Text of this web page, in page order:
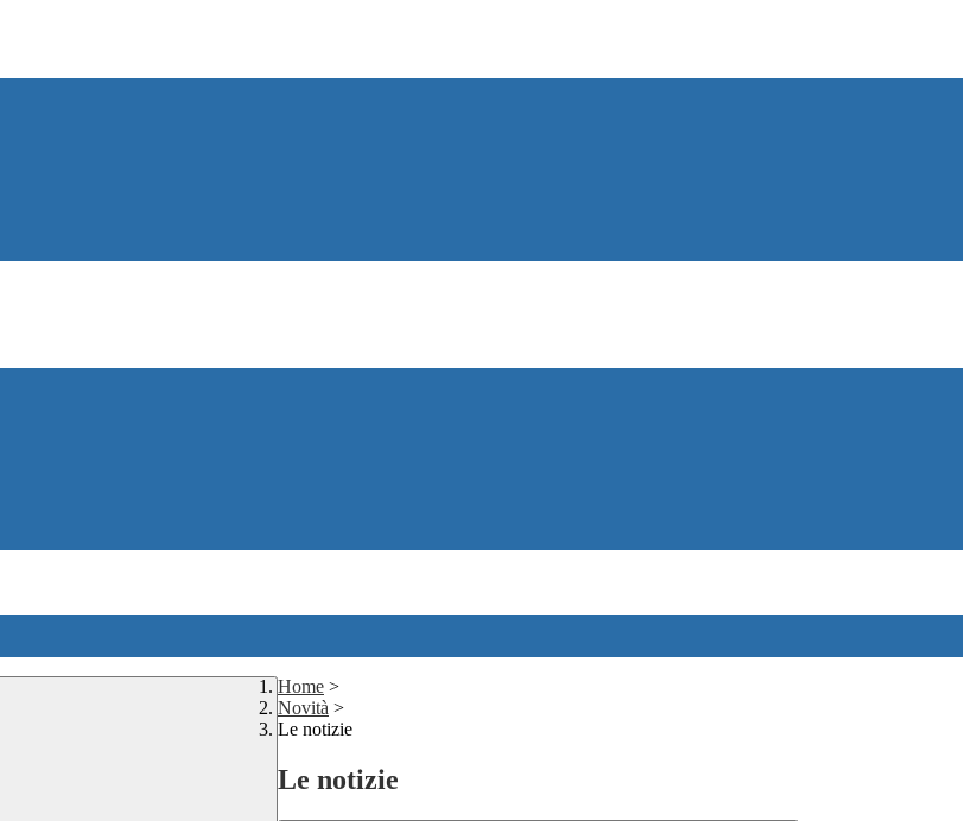
Home >
Novità >
Le notizie
Le notizie